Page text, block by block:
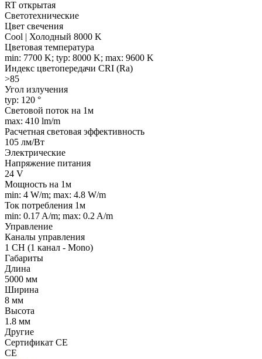
RT открытая
Светотехнические
Цвет свечения
Cool | Холодный 8000 K
Цветовая температура
min: 7700 K; typ: 8000 K; max: 9600 K
Индекс цветопередачи CRI (Ra)
>85
Угол излучения
typ: 120 °
Световой поток на 1м
max: 410 lm/m
Расчетная световая эффективность
105 лм/Вт
Электрические
Напряжение питания
24 V
Мощность на 1м
min: 4 W/m; max: 4.8 W/m
Ток потребления 1м
min: 0.17 A/m; max: 0.2 A/m
Управление
Каналы управления
1 CH (1 канал - Mono)
Габариты
Длина
5000 мм
Ширина
8 мм
Высота
1.8 мм
Другие
Сертификат CE
CE